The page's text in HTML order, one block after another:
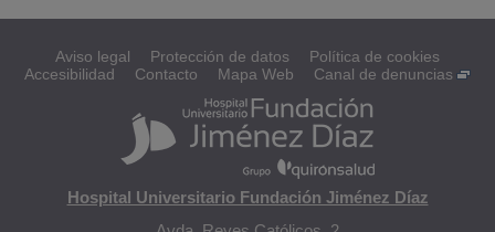
Aviso legal Protección de datos
Política de cookies
Accesibilidad
Contacto Mapa Web Canal de denuncias
Hospital Universitario Fundación Jiménez Díaz